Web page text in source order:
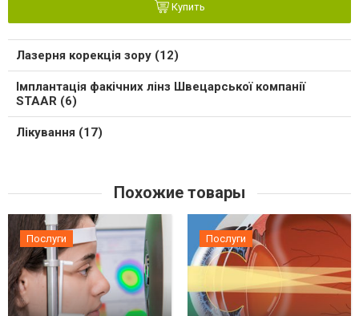
Купить
Лазерня корекція зору (12)
Імплантація факічних лінз Швецарської компанії
STAAR (6)
Лікування (17)
Похожие товары
Послуги Послуги